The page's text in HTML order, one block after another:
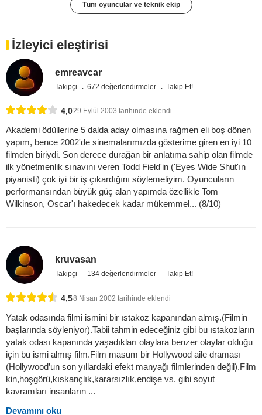
Tüm oyuncular ve teknik ekip
İzleyici eleştirisi
emreavcar
Takipçi 672 değerlendirmeler Takip Et!
4,029 Eylül 2003 tarihinde eklendi
Akademi ödüllerine 5 dalda aday olmasına rağmen eli boş dönen
yapım, bence 2002'de sinemalarımızda gösterime giren en iyi 10
filmden biriydi. Son derece durağan bir anlatıma sahip olan filmde
ilk yönetmenlik sınavını veren Todd Field'in ('Eyes Wide Shut'ın
piyanisti) çok iyi bir iş çıkardığını söylemeliyim. Oyuncuların
performansından büyük güç alan yapımda özellikle Tom
Wilkinson, Oscar'ı hakedecek kadar mükemmel... (8/10)
kruvasan
Takipçi 134 değerlendirmeler Takip Et!
4,58 Nisan 2002 tarihinde eklendi
Yatak odasında filmi ismini bir ıstakoz kapanından almış.(Filmin
başlarında söyleniyor).Tabii tahmin edeceğiniz gibi bu ıstakozların
yatak odası kapanında yaşadıkları olaylara benzer olaylar olduğu
için bu ismi almış film.Film masum bir Hollywood aile draması
(Hollywood’un son yıllardaki efekt manyağı filmlerinden değil).Film
kin,hoşgörü,kıskançlık,kararsızlık,endişe vs. gibi soyut
kavramları insanların ...
Devamını oku